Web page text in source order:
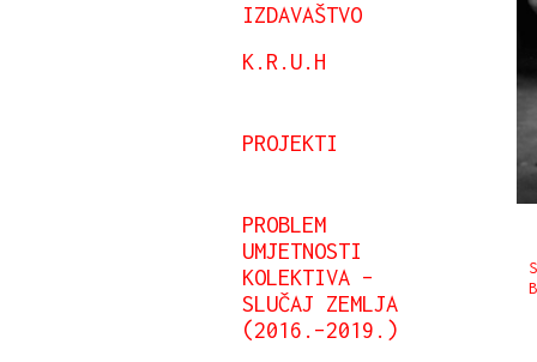
IZDAVAŠTVO
K.R.U.H
PROJEKTI
PROBLEM
UMJETNOSTI
KOLEKTIVA –
SLUČAJ ZEMLJA
(2016.–2019.)